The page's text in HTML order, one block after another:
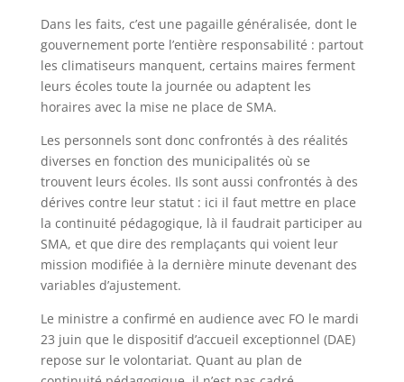
Dans les faits, c’est une pagaille généralisée, dont le
gouvernement porte l’entière responsabilité : partout
les climatiseurs manquent, certains maires ferment
leurs écoles toute la journée ou adaptent les
horaires avec la mise ne place de SMA.
Les personnels sont donc confrontés à des réalités
diverses en fonction des municipalités où se
trouvent leurs écoles. Ils sont aussi confrontés à des
dérives contre leur statut : ici il faut mettre en place
la continuité pédagogique, là il faudrait participer au
SMA, et que dire des remplaçants qui voient leur
mission modifiée à la dernière minute devenant des
variables d’ajustement.
Le ministre a confirmé en audience avec FO le mardi
23 juin que le dispositif d’accueil exceptionnel (DAE)
repose sur le volontariat. Quant au plan de